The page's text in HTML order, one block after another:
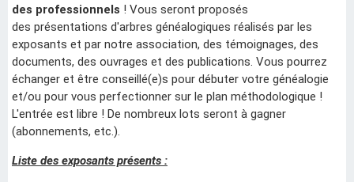
des professionnels ! Vous seront proposés
des présentations d'arbres généalogiques réalisés par les
exposants et par notre association, des témoignages, des
documents, des ouvrages et des publications. Vous pourrez
échanger et être conseillé(e)s pour débuter votre généalogie
et/ou pour vous perfectionner sur le plan méthodologique !
L'entrée est libre ! De nombreux lots seront à gagner
(abonnements, etc.).
Liste des exposants présents :